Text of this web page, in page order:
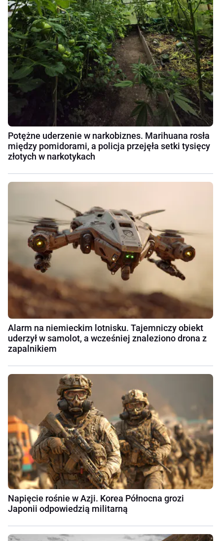
Potężne uderzenie w narkobiznes. Marihuana rosła
między pomidorami, a policja przejęła setki tysięcy
złotych w narkotykach
Alarm na niemieckim lotnisku. Tajemniczy obiekt
uderzył w samolot, a wcześniej znaleziono drona z
zapalnikiem
Napięcie rośnie w Azji. Korea Północna grozi
Japonii odpowiedzią militarną